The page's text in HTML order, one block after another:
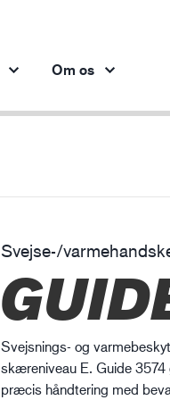
XLNT™
Om os
Svejse-/
Svejsnings- og
skæreniveau E. Guide
præcis håndtering med